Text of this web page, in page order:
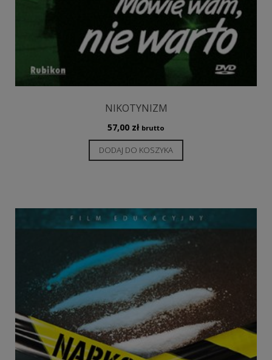
NIKOTYNIZM
57,00 zł brutto
DODAJ DO KOSZYKA